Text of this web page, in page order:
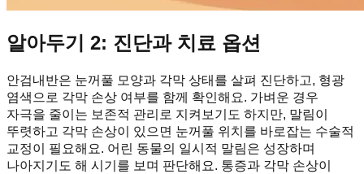
알아두기 2: 진단과 치료 옵션
안검내반은 눈꺼풀 모양과 각막 상태를 살펴 진단하고, 형광
염색으로 각막 손상 여부를 함께 확인해요. 가벼운 경우
자극을 줄이는 보존적 관리로 지켜보기도 하지만, 말림이
뚜렷하고 각막 손상이 있으면 눈꺼풀 위치를 바로잡는 수술적
교정이 필요해요. 어린 동물의 일시적 말림은 성장하며
나아지기도 해 시기를 보며 판단해요. 통증과 각막 손상이